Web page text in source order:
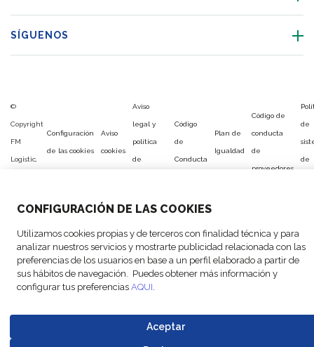
CONFIGURACIÓN DE LAS COOKIES
Utilizamos cookies propias y de terceros con finalidad técnica y para
analizar nuestros servicios y mostrarte publicidad relacionada con las
preferencias de los usuarios en base a un perfil elaborado a partir de
sus hábitos de navegación. Puedes obtener más información y
configurar tus preferencias AQUI.
Aceptar
SÍGUENOS
©
Copyright
FM
Logistic,
Configuración
de las cookies
Aviso
cookies
Aviso
legal y
política
de
Código
de
Conducta
Plan de
Igualdad
Código de
conducta
de
proveedores
de
de